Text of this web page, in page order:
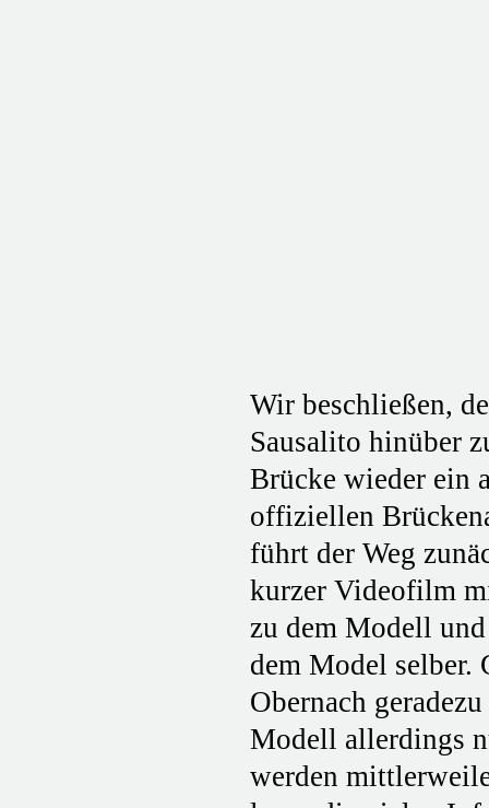
Wir beschließen,
Sausalito hinüber
Brücke wieder ein
offiziellen
führt der Weg
kurzer Videofilm
zu dem Modell
dem Model selber.
Obernach
Modell allerdings
werden